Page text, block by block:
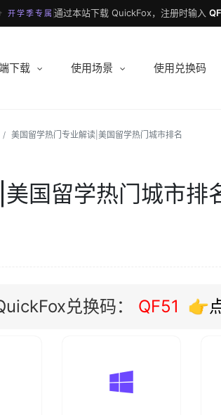
开学季专属 通过本站下载 QuickFox，注册时输入
下载 使用场景 使用兑换码
美国留学热门专业解读|美国留学热门城市排名
国留学热门城市排
兑换码： QF51 👉